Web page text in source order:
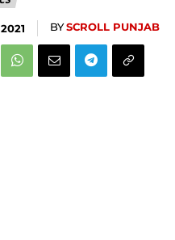
BYSCROLL PUNJAB